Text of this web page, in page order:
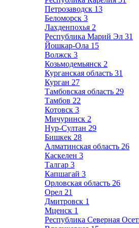
Петрозаводск 13
Беломорск 3
Лахденпохья 2
Республика Марий Эл 31
Йошкар-Ола 15
Волжск 3
Козьмодемьянск 2
Курганская область 31
Курган 27
Тамбовская область 29
Тамбов 22
Котовск 3
Мичуринск 2
Нур-Султан 29
Бишкек 28
Алматинская область 26
Каскелен 3
Талгар 3
Капшагай 3
Орловская область 26
Орел 21
Дмитровск 1
Мценск 1
Республика Северная